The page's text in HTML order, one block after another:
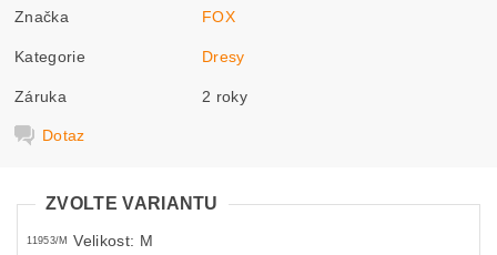
Značka FOX
Kategorie Dresy
Záruka 2 roky
Dotaz
ZVOLTE VARIANTU
11953/M
Velikost: M